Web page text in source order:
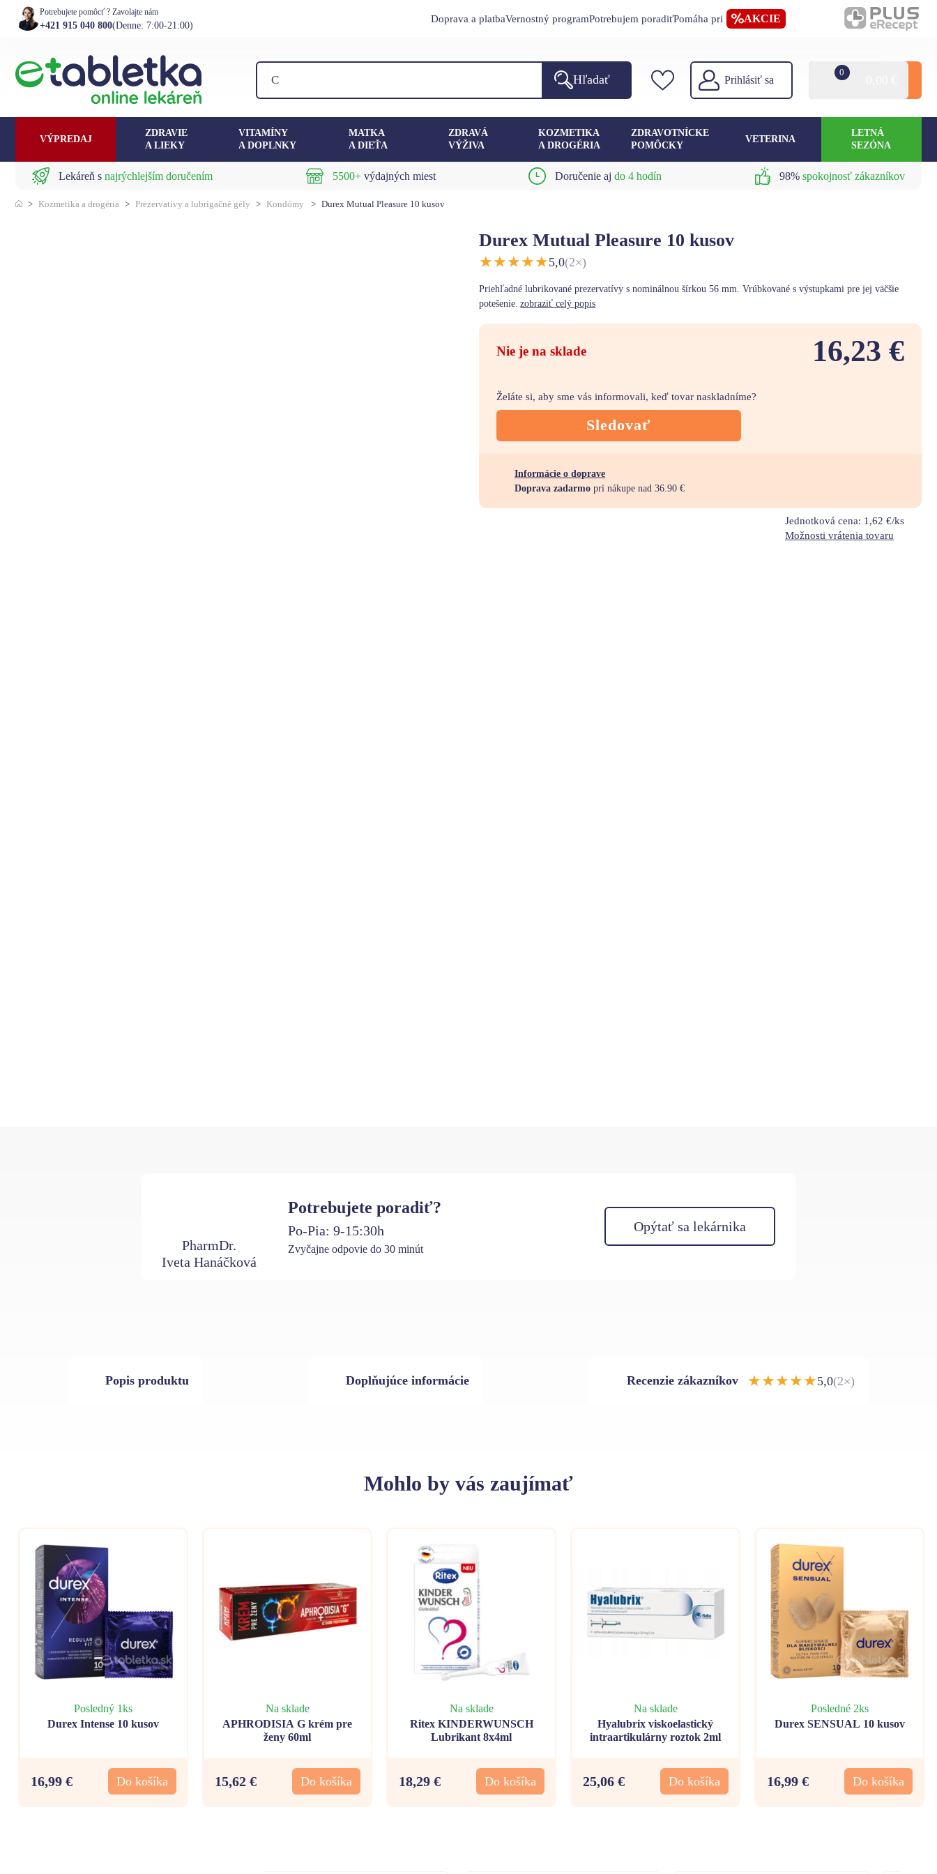
Potrebujete pomôcť ? Zavolajte nám
+421 915 040 800(Denne: 7:00-21:00)
Doprava a platbaVernostný programPotrebujem poradiťPomáha pri AKCIE
Hľadať Prihlásiť sa
0
VÝPREDAJ
ZDRAVIE
A LIEKY
VITAMÍNY
A DOPLNKY
MATKA
A DIEŤA
ZDRAVÁ
VÝŽIVA
KOZMETIKA
A DROGÉRIA
ZDRAVOTNÍCKE
POMÔCKY
VETERINA
LETNÁ
SEZÓNA
Lekáreň snajrýchlejším doručením 5500+výdajných miest Doručenie ajdo 4 hodín 98% spokojnosť zákazníkov
> Kozmetika a drogéria > Prezervatívy a lubrigačné gély > Kondómy > Durex Mutual Pleasure 10 kusov
Durex Mutual Pleasure 10 kusov
★★★★★5,0(2×)
Priehľadné lubrikované prezervatívy s nominálnou šírkou 56 mm. Vrúbkované s výstupkami pre jej väčšie
potešenie. zobraziť celý popis
Nie je na sklade 16,23 €
Želáte si, aby sme vás informovali, keď tovar naskladníme?
Sledovať
Informácie o doprave
Doprava zadarmopri nákupe nad 36.90 €
Jednotková cena: 1,62 €/ks
Možnosti vrátenia tovaru
PharmDr.
Iveta Hanáčková
Potrebujete poradiť?
Po-Pia: 9-15:30h
Zvyčajne odpovie do 30 minút
Opýtať sa lekárnika
Popis produktu Doplňujúce informácie Recenzie zákazníkov ★★★★★5,0(2×)
Mohlo by vás zaujímať
Posledný 1ks
Durex Intense 10 kusov
16,99 € Do košíka
Na sklade
APHRODISIA G krém pre
ženy 60ml
15,62 € Do košíka
Na sklade
Ritex KINDERWUNSCH
Lubrikant 8x4ml
18,29 € Do košíka
Na sklade
Hyalubrix viskoelastický
intraartikulárny roztok 2ml
25,06 € Do košíka
Posledné 2ks
Durex SENSUAL 10 kusov
16,99 € Do košíka